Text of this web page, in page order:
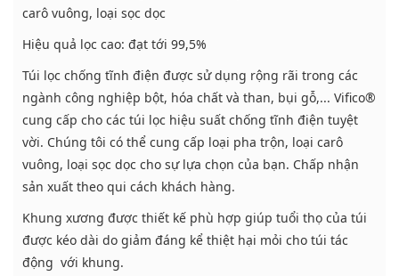
carô vuông, loại sọc dọc
Hiệu quả lọc cao: đạt tới 99,5%
Túi lọc chống tĩnh điện được sử dụng rộng rãi trong các
ngành công nghiệp bột, hóa chất và than, bụi gỗ,... Vifico®
cung cấp cho các túi lọc hiệu suất chống tĩnh điện tuyệt
vời. Chúng tôi có thể cung cấp loại pha trộn, loại carô
vuông, loại sọc dọc cho sự lựa chọn của bạn. Chấp nhận
sản xuất theo qui cách khách hàng.
Khung xương được thiết kế phù hợp giúp tuổi thọ của túi
được kéo dài do giảm đáng kể thiệt hại mỏi cho túi tác
động với khung.